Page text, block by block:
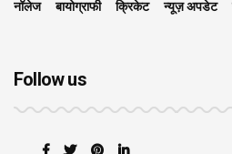
नॉलेज बायोग्राफी क्रिकेट न्यूज़ अपडेट
Follow us